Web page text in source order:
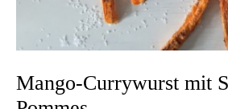
Mango-Currywurst mit